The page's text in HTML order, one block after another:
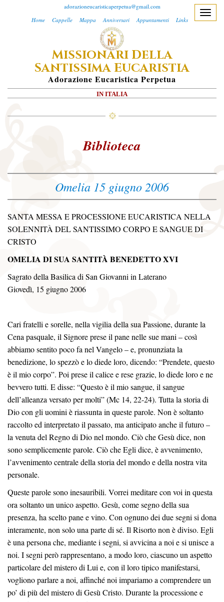
adorazioneucaristicaperpetua@gmail.com
Home
Cappelle Mappa Anniversari Appuntamenti Links
MISSIONARI DELLA
SANTISSIMA EUCARISTIA
ADorazione EUcaristica PErpetua
IN ITALIA
T
n
v
n
Biblioteca
Omelia 15 giugno 2006
SANTA MESSA E PROCESSIONE EUCARISTICA NELLA
SOLENNITÀ DEL SANTISSIMO CORPO E SANGUE DI
CRISTO
OMELIA DI SUA SANTITÀ BENEDETTO XVI
Sagrato della Basilica di San Giovanni in Laterano
Giovedì, 15 giugno 2006
Cari fratelli e sorelle, nella vigilia della sua Passione, durante la
Cena pasquale, il Signore prese il pane nelle sue mani – così
abbiamo sentito poco fa nel Vangelo – e, pronunziata la
benedizione, lo spezzò e lo diede loro, dicendo: “Prendete, questo
è il mio corpo”. Poi prese il calice e rese grazie, lo diede loro e ne
bevvero tutti. E disse: “Questo è il mio sangue, il sangue
dell’alleanza versato per molti” (Mc 14, 22-24). Tutta la storia di
Dio con gli uomini è riassunta in queste parole. Non è soltanto
raccolto ed interpretato il passato, ma anticipato anche il futuro –
la venuta del Regno di Dio nel mondo. Ciò che Gesù dice, non
sono semplicemente parole. Ciò che Egli dice, è avvenimento,
l’avvenimento centrale della storia del mondo e della nostra vita
personale.
Queste parole sono inesauribili. Vorrei meditare con voi in questa
ora soltanto un unico aspetto. Gesù, come segno della sua
presenza, ha scelto pane e vino. Con ognuno dei due segni si dona
interamente, non solo una parte di sé. Il Risorto non è diviso. Egli
è una persona che, mediante i segni, si avvicina a noi e si unisce a
noi. I segni però rappresentano, a modo loro, ciascuno un aspetto
particolare del mistero di Lui e, con il loro tipico manifestarsi,
vogliono parlare a noi, affinché noi impariamo a comprendere un
po’ di più del mistero di Gesù Cristo. Durante la processione e